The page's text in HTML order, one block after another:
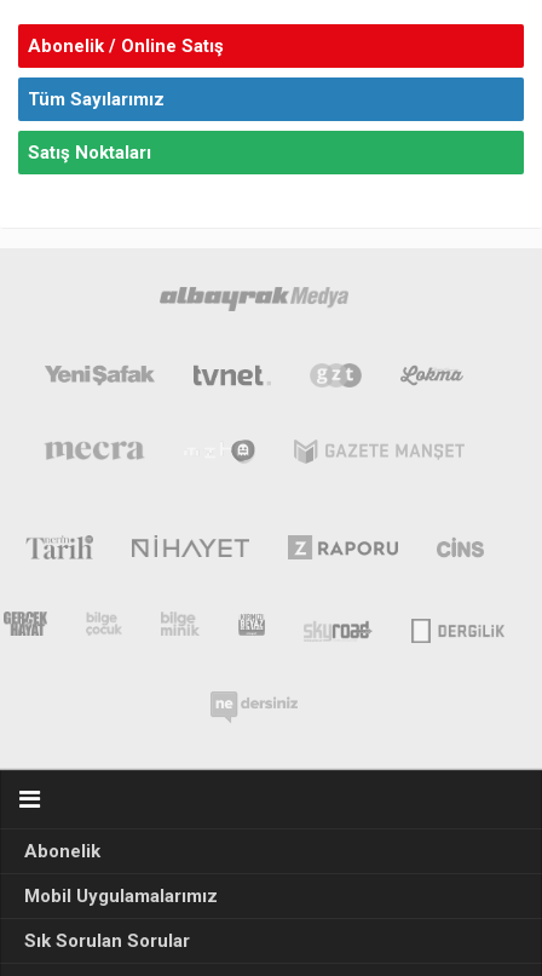
Abonelik / Online Satış
Tüm Sayılarımız
Satış Noktaları
Abonelik
Mobil Uygulamalarımız
Sık Sorulan Sorular